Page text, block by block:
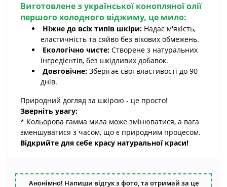
Виготовлене з української конопляної олії
першого холодного віджиму, це мило:
Ніжне до всіх типів шкіри: Надає м'якість,
еластичність та сяйво без вікових обмежень.
Екологічно чисте: Створене з натуральних
інгредієнтів, без шкідливих добавок.
Довговічне: Зберігає свої властивості до 90
днів.
Природний догляд за шкірою - це просто!
Зверніть увагу:
* Кольорова гамма мила може змінюватися, а вага
зменшуватися з часом, що є природним процесом.
Відкрийте для себе красу натуральної краси!
Анонімно! Напиши відгук з фото, та отримай за це